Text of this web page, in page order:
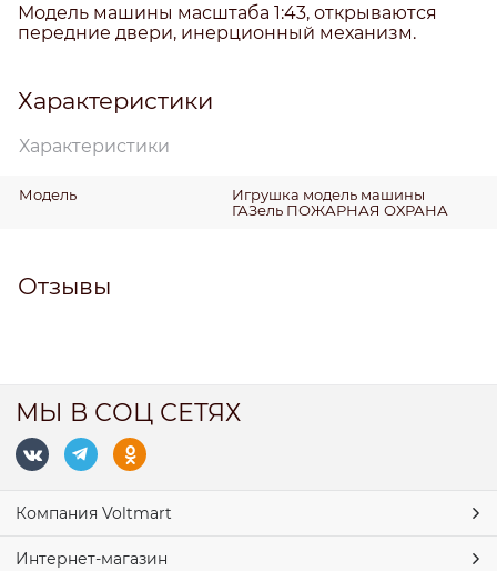
Модель машины масштаба 1:43, открываются
передние двери, инерционный механизм.
Характеристики
Характеристики
Модель
Игрушка модель машины
ГАЗель ПОЖАРНАЯ ОХРАНА
Отзывы
МЫ В СОЦ СЕТЯХ
Компания Voltmart
Интернет-магазин